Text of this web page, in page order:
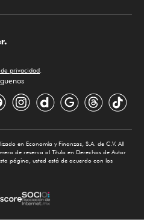
privacidad.
en Economía y Finanzas, S.A. de C.V. All
de reserva al Título en Derechos de Autor
página, usted está de acuerdo con los